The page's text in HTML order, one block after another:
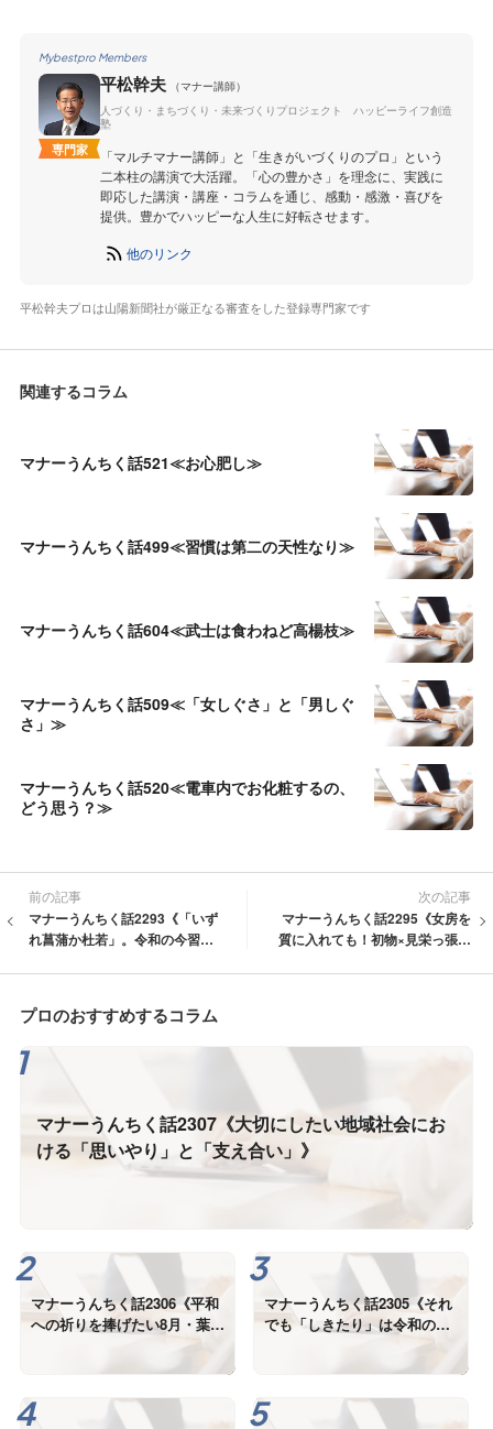
Mybestpro Members
専門家
平松幹夫
（マナー講師）
人づくり・まちづくり・未来づくりプロジェクト ハッピーライフ創造
塾
「マルチマナー講師」と「生きがいづくりのプロ」という
二本柱の講演で大活躍。「心の豊かさ」を理念に、実践に
即応した講演・講座・コラムを通じ、感動・感激・喜びを
提供。豊かでハッピーな人生に好転させます。
他のリンク
平松幹夫プロは山陽新聞社が厳正なる審査をした登録専門家です
関連するコラム
マナーうんちく話521≪お心肥し≫
マナーうんちく話499≪習慣は第二の天性なり≫
マナーうんちく話604≪武士は食わねど高楊枝≫
マナーうんちく話509≪「女しぐさ」と「男しぐ
さ」≫
マナーうんちく話520≪電車内でお化粧するの、
どう思う？≫
前の記事
マナーうんちく話2293《「いず
れ菖蒲か杜若」。令和の今習い
節教育》
次の記事
マナーうんちく話2295《女房を
質に入れても！初物×見栄っ張り
プロのおすすめするコラム
マナーうんちく話2307《大切にしたい地域社会にお
ける「思いやり」と「支え合い」》
マナーうんちく話2306《平和
への祈りを捧げたい8月・葉
マナーうんちく話2305《それ
でも「しきたり」は令和の
今、本当に必要なの？》